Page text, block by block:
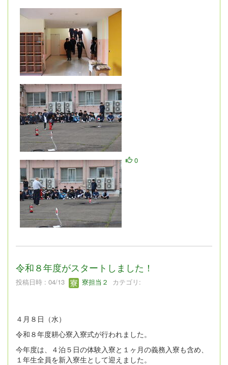
0
令和８年度がスタートしました！
投稿日時 : 04/13 寮担当２ カテゴリ:
４月８日（水）
令和８年度耕心寮入寮式が行われました。
今年度は、４泊５日の体験入寮と１ヶ月の義務入寮も含め、
１年生全員を新入寮生として迎えました。